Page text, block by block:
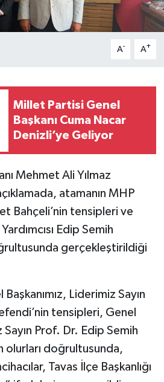
A- A+
Millet Partisi Genel
Başkanı Cuma Nacar
Denizli’ye Geliyor
Mehmet Ali Yılmaz
atamanın MHP
Bahçeli’nin tensipleri ve
Edip Semih
gerçekleştirildiği
Liderimiz Sayın
tensipleri, Genel
Sayın Prof. Dr. Edip Semih
olurları doğrultusunda,
Tavas İlçe Başkanlığı